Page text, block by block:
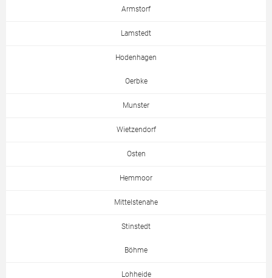
Armstorf
Lamstedt
Hodenhagen
Oerbke
Munster
Wietzendorf
Osten
Hemmoor
Mittelstenahe
Stinstedt
Böhme
Lohheide